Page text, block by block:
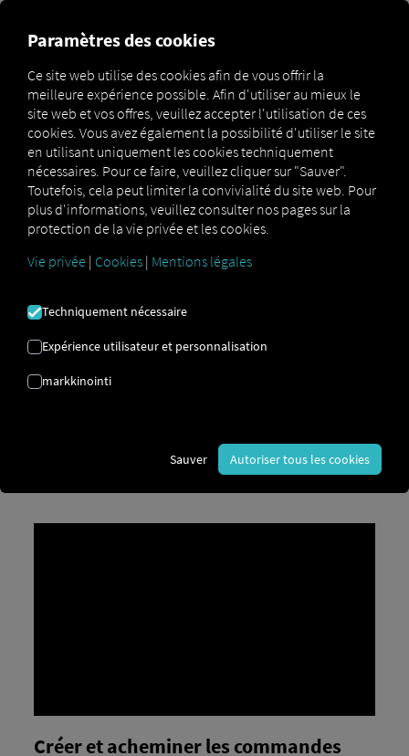
Communication efficace
entre le service de
répartition et les
conducteurs
Avec Order Communication vous bénéficiez d'une vue
d'ensemble claire et permanente de vos commandes
de manière simple, numérique et transparente. La
solution connecte les répartiteurs et les chauffeurs en
quotidiennes. Qu'il s'agisse de la transmission des
commandes, des mises à jour de leur statut ou de la
messagerie instantanée : RIO rend la communication
tout au long de la chaîne d'approvisionnement plus
rapide, plus sûre et plus transparente.
Créer et acheminer les commandes
Paramètres des cookies
Ce site web utilise des cookies afin de vous offrir la
meilleure expérience possible. Afin d'utiliser au mieux le
site web et vos offres, veuillez accepter l'utilisation de ces
cookies. Vous avez également la possibilité d'utiliser le site
en utilisant uniquement les cookies techniquement
nécessaires. Pour ce faire, veuillez cliquer sur "Sauver".
Toutefois, cela peut limiter la convivialité du site web. Pour
plus d'informations, veuillez consulter nos pages sur la
protection de la vie privée et les cookies.
Vie privée | Cookies | Mentions légales
Techniquement nécessaire
Expérience utilisateur et personnalisation
markkinointi
Sauver Autoriser tous les cookies